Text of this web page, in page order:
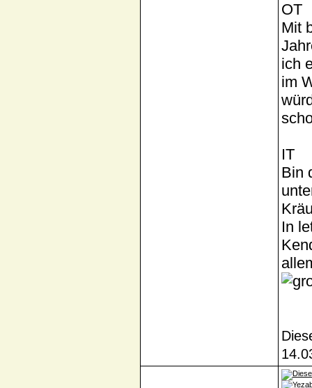
OT
Mit
ich
im
IT
Bin
In